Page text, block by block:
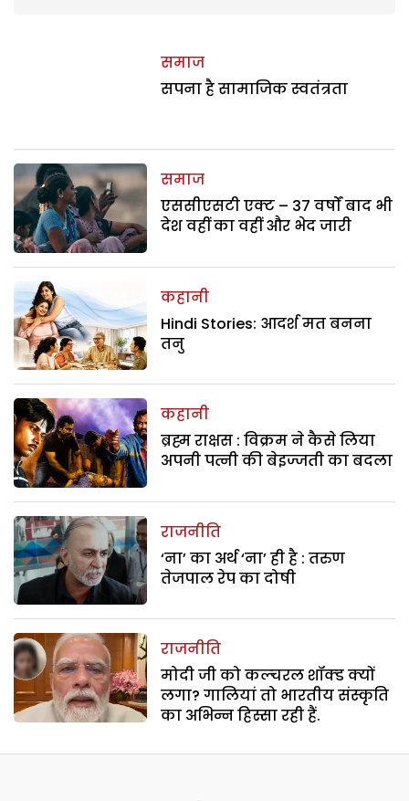
समाज
सपना है सामाजिक स्वतंत्रता
समाज
एससीएसटी एक्ट – 37 वर्षों बाद भी
देश वहीं का वहीं और भेद जारी
कहानी
Hindi Stories: आदर्श मत बनना
तनु
कहानी
ब्रह्म राक्षस : विक्रम ने कैसे लिया
अपनी पत्नी की बेइज्जती का बदला
राजनीति
‘ना’ का अर्थ ‘ना’ ही है : तरुण
तेजपाल रेप का दोषी
राजनीति
मोदी जी को कल्चरल शॉक्ड क्यों
लगा? गालियां तो भारतीय संस्कृति
का अभिन्न हिस्सा रही हैं.